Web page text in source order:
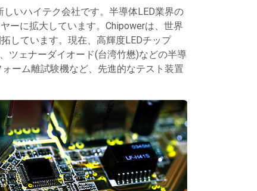
いハイテク会社です。半導体LED業界の
ーに拡大しています。Chipowerは、世界
しています。現在、高輝度LEDチップ
ツェナーダイオード(台湾竹懋)などの半導
ーム離試験機など、先進的なテスト装置